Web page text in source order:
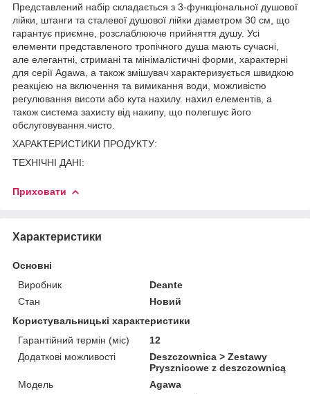
Представлений набір складається з 3-функціональної душової
лійки, штанги та сталевої душової лійки діаметром 30 см, що
гарантує приємне, розслаблююче прийняття душу. Усі
елементи представленого тропічного душа мають сучасні,
але елегантні, стримані та мінімалістичні форми, характерні
для серії Agawa, а також змішувач характеризується швидкою
реакцією на включення та вимикання води, можливістю
регулювання висоти або кута нахилу. нахил елементів, а
також система захисту від накипу, що полегшує його
обслуговування.чисто.
ХАРАКТЕРИСТИКИ ПРОДУКТУ:
ТЕХНІЧНІ ДАНІ:
Приховати
Характеристики
Основні
Виробник
Deante
Стан
Новий
Користувальницькі характеристики
Гарантійний термін (міс)
12
Додаткові можливості
Deszczownica > Zestawy
Prysznicowe z deszczownicą
Мoдель
Agawa